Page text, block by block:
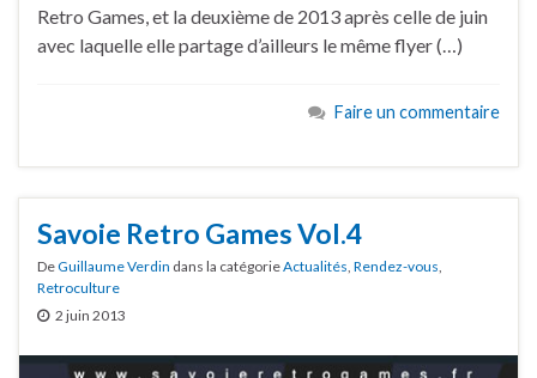
Retro Games, et la deuxième de 2013 après celle de juin
avec laquelle elle partage d’ailleurs le même flyer (…)
Faire un commentaire
Savoie Retro Games Vol.4
DeGuillaume Verdin dans la catégorieActualités Rendez-vous
Retroculture
2 juin 2013